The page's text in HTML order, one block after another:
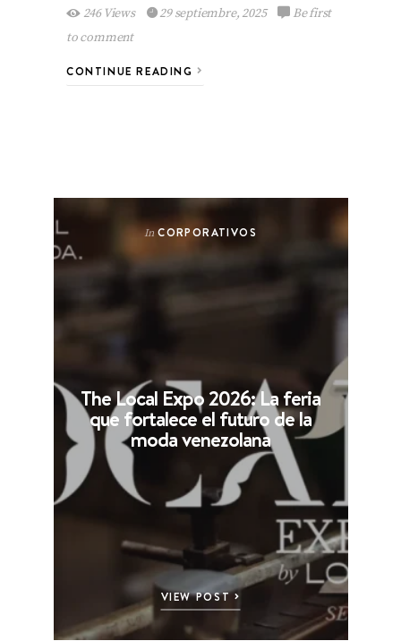
246 Views 29 septiembre, 2025
Be first
to comment
CONTINUE READING
In CORPORATIVOS
The Local Expo 2026: La feria
que fortalece el futuro de la
moda venezolana
VIEW POST